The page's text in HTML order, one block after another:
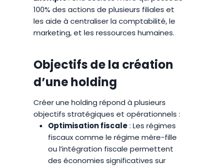
100% des actions de plusieurs filiales et
les aide à centraliser la comptabilité, le
marketing, et les ressources humaines.
Objectifs de la création
d’une holding
Créer une holding répond à plusieurs
objectifs stratégiques et opérationnels :
Optimisation fiscale: Les régimes
fiscaux comme le régime mère-fille
ou l’intégration fiscale permettent
des économies significatives sur